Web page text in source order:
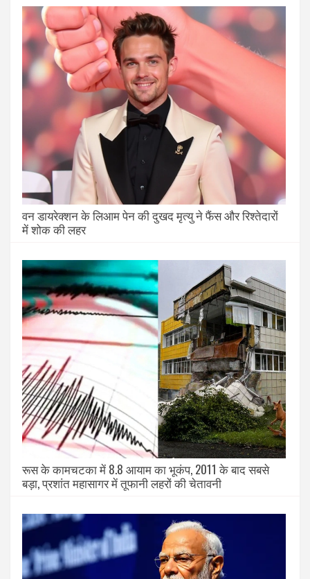
वन डायरेक्शन के लिआम पेन की दुखद मृत्यु ने फैंस और रिश्तेदारों
में शोक की लहर
रूस के कामचटका में 8.8 आयाम का भूकंप, 2011 के बाद सबसे
बड़ा, प्रशांत महासागर में तूफानी लहरों की चेतावनी